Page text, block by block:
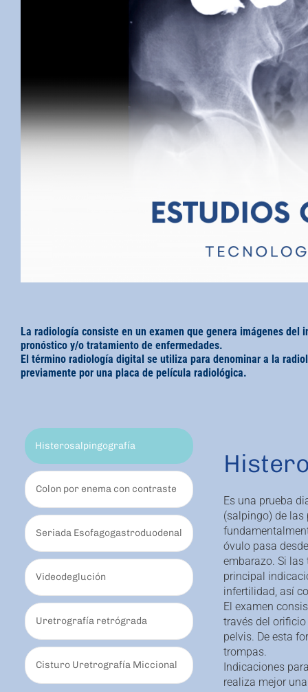
La radiología consiste en un examen que genera imágenes
pronóstico y/o tratamiento de enfermedades.
El término radiología digital se utiliza para denominar a la
previamente por una placa de película radiológica.
Histerosalpingografía
Colon por enema con contraste
Seriada Esofagogastroduodenal
Videodeglución
Uretrografía retrógrada
Cisturo Uretrografía Miccional
Es una prueba
(salpingo) de las
óvulo pasa
embarazo. Si las
principal
infertilidad, así
El examen
través del
pelvis. De esta
trompas.
Indicaciones
realiza mejor